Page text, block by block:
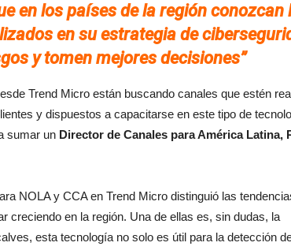
en los países de la regiónconozcan
en su estrategia de
y tomen mejores decisiones”
Trend Micro están buscando canales que estén
y dispuestos a capacitarse en este tipo de
sumar un Director de Canales para América Latina,
NOLA y CCA en Trend Micro distinguió las
creciendo en la región. Una de ellas es, sin dudas, la
esta tecnología no solo es útil para la detección